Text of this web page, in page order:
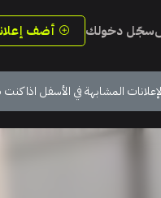
سجّل دخولك أضف
المشابهة في الأسفل اذا